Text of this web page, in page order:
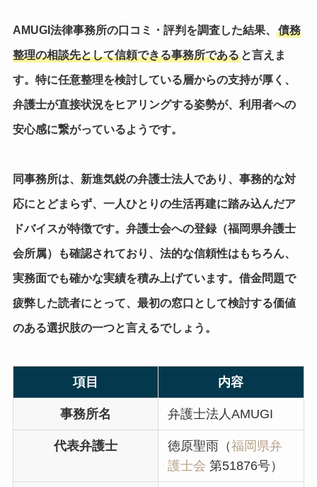
AMUGI法律事務所の口コミ・評判を調査した結果、 債務
整理の相談先として信頼できる事務所であると言えま
す。特に任意整理を検討している層からの支持が厚く、
弁護士が直接状況をヒアリングする姿勢が、利用者への
安心感に繋がっているようです。
同事務所は、 新進気鋭の弁護士法人であり、事務的な対
応にとどまらず、一人ひとりの生活再建に踏み込んだア
ドバイスが特徴です。弁護士会への登録（福岡県弁護士
会所属）も確認されており、法的な信頼性はもちろん、
実務面でも確かな実績を積み上げています。借金問題で
疲弊した読者にとって、最初の窓口として検討する価値
のある選択肢の一つと言えるでしょう。
項目 内容
事務所名 弁護士法人AMUGI
代表弁護士 徳原聖雨（福岡県弁
護士会 第51876号）